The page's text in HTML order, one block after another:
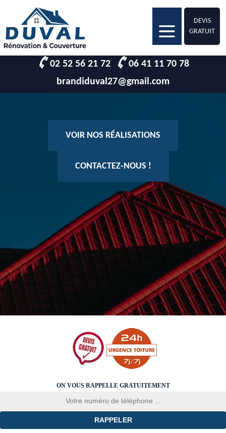
DEVIS
GRATUIT
02 52 56 21 72
06 41 11 70 78
brandiduval27@gmail.com
VOIR NOS RÉALISATIONS
CONTACTEZ-NOUS !
ON VOUS RAPPELLE GRATUITEMENT